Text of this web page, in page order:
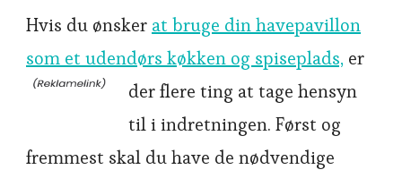
Hvis du ønsker at bruge din havepavillon
som et udendørs køkken og spiseplads, er
der flere ting at tage hensyn
til i indretningen. Først og
fremmest skal du have de nødvendige